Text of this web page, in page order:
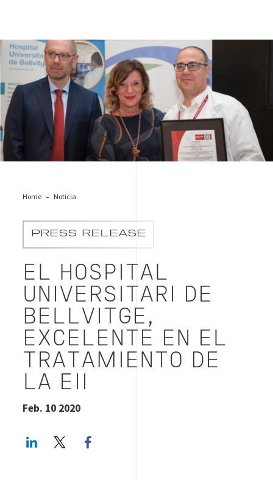
Hospital Bellvitge
Home Noticia
PRESS RELEASE
EL HOSPITAL
UNIVERSITARI DE
BELLVITGE,
EXCELENTE EN EL
TRATAMIENTO DE
LA EII
Feb. 10 2020
LinkedInTwitter